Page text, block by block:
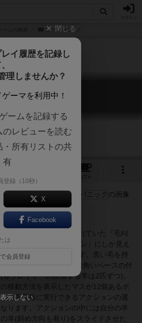
ひつじパニック
つじパニック
Panic / Haste Bock?
カフェ
でもライセンス生産されていた『毛刈
』は、「ひつじのショーン」にしか見え
を使うパズルゲームです。黒い毛を持
×３マスとなるように四角いベースの付
プレイヤーの担当する羊は2匹ずつ)。
移動方法を表示したマスが12個あるボ
の手番毎に実行できるアクションの選
ります。アクションの中には自分の羊
羊(斜め方向も有り)をスライドさせた
閉じる
イ履歴を記録し
理しませんか？
ーマを利用中！
ームを記録する
レビューを読む
・所有リストの共
有
登録（10秒）
X
Facebook
は
会員登録
示しない